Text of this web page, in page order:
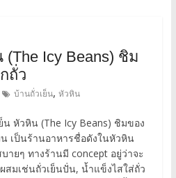
Icy Beans) ชิม
ถั่ว
บ้านถั่วเย็น, หัวหิน
หัวหิน (The Icy Beans) ชิมของ
เป็นร้านอาหารชื่อดังในหัวหิน
ายๆ ทางร้านมี concept อยู่ว่าจะ
สมเช่นถั่วเย็นปั่น, น้ำแข็งไสใส่ถั่ว